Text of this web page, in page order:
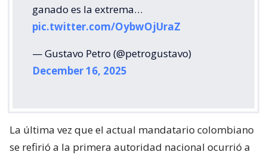
ganado es la extrema…
pic.twitter.com/OybwOjUraZ
— Gustavo Petro (@petrogustavo)
December 16, 2025
La última vez que el actual mandatario colombiano
se refirió a la primera autoridad nacional ocurrió a